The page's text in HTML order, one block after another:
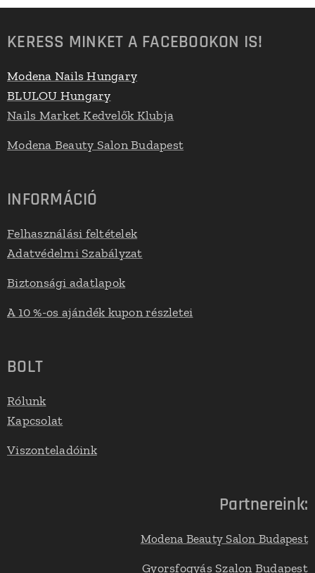
KERESS MINKET A FACEBOOKON IS!
Modena Nails Hungary
BLULOU Hungary
Nails Market Kedvelők Klubja
Modena Beauty Salon Budapest
INFORMÁCIÓ
Felhasználási feltételek
Adatvédelmi Szabályzat
Biztonsági adatlapok
A 10 %-os ajándék kupon részletei
BOLT
Rólunk
Kapcsolat
Viszonteladóink
Partnereink:
Modena Beauty Salon Budapest
Gyorsfogyás Szalon Budapest